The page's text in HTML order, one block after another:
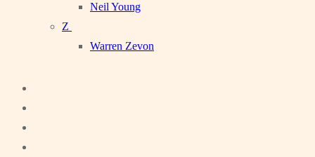
Neil Young
Z
Warren Zevon